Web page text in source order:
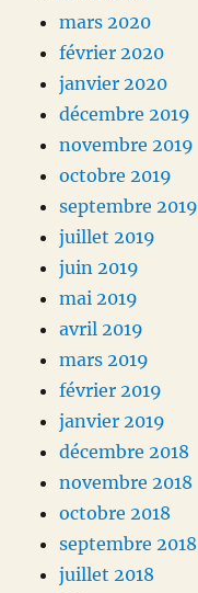
mars 2020
février 2020
janvier 2020
décembre 2019
novembre 2019
octobre 2019
septembre 2019
juillet 2019
juin 2019
mai 2019
avril 2019
mars 2019
février 2019
janvier 2019
décembre 2018
novembre 2018
octobre 2018
septembre 2018
juillet 2018